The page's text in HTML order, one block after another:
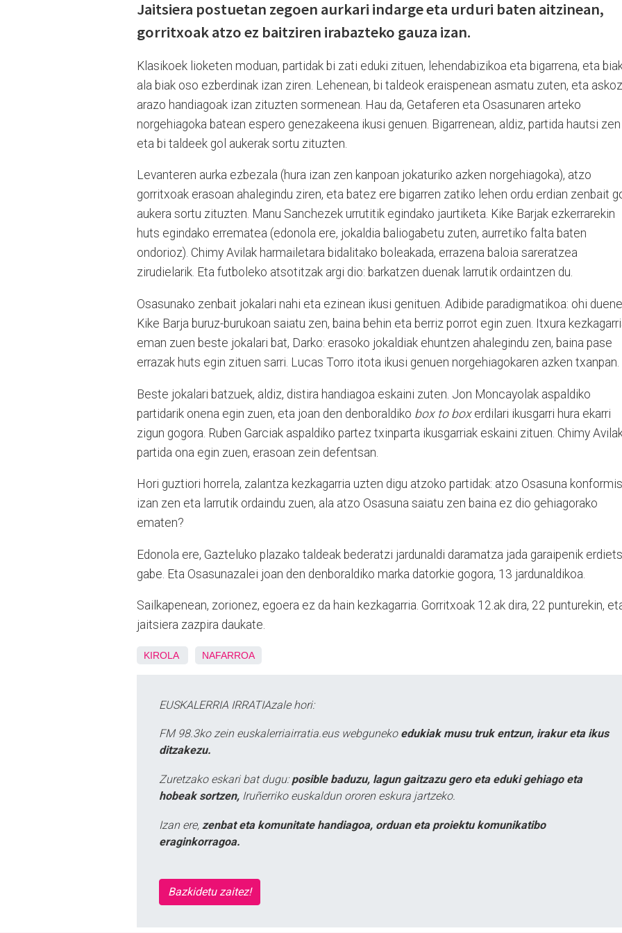
Jaitsiera postuetan zegoen aurkari indarge eta urduri baten aitzinean,
gorritxoak atzo ez baitziren irabazteko gauza izan.
Klasikoek lioketen moduan, partidak bi zati eduki zituen, lehendabizikoa eta bigarrena, eta
ala biak oso ezberdinak izan ziren. Lehenean, bi taldeok eraispenean asmatu zuten, eta askoz
arazo handiagoak izan zituzten sormenean. Hau da, Getaferen eta Osasunaren arteko
norgehiagoka batean espero genezakeena ikusi genuen. Bigarrenean, aldiz, partida hautsi zen
eta bi taldeek gol aukerak sortu zituzten.
Levanteren aurka ezbezala (hura izan zen kanpoan jokaturiko azken norgehiagoka), atzo
gorritxoak erasoan ahalegindu ziren, eta batez ere bigarren zatiko lehen ordu erdian zenbait
aukera sortu zituzten. Manu Sanchezek urrutitik egindako jaurtiketa. Kike Barjak ezkerrarekin
huts egindako errematea (edonola ere, jokaldia baliogabetu zuten, aurretiko falta baten
ondorioz). Chimy Avilak harmailetara bidalitako boleakada, errazena baloia sareratzea
zirudielarik. Eta futboleko atsotitzak argi dio: barkatzen duenak larrutik ordaintzen du.
Osasunako zenbait jokalari nahi eta ezinean ikusi genituen. Adibide paradigmatikoa: ohi
Kike Barja buruz-burukoan saiatu zen, baina behin eta berriz porrot egin zuen. Itxura
eman zuen beste jokalari bat, Darko: erasoko jokaldiak ehuntzen ahalegindu zen, baina pase
errazak huts egin zituen sarri. Lucas Torro itota ikusi genuen norgehiagokaren azken txanpan.
Beste jokalari batzuek, aldiz, distira handiagoa eskaini zuten. Jon Moncayolak aspaldiko
partidarik onena egin zuen, eta joan den denboraldiko box to boxerdilari ikusgarri hura ekarri
zigun gogora. Ruben Garciak aspaldiko partez txinparta ikusgarriak eskaini zituen. Chimy
partida ona egin zuen, erasoan zein defentsan.
Hori guztiori horrela, zalantza kezkagarria uzten digu atzoko partidak: atzo Osasuna
izan zen eta larrutik ordaindu zuen, ala atzo Osasuna saiatu zen baina ez dio gehiagorako
ematen?
Edonola ere, Gazteluko plazako taldeak bederatzi jardunaldi daramatza jada garaipenik
gabe. Eta Osasunazalei joan den denboraldiko marka datorkie gogora, 13 jardunaldikoa.
Sailkapenean, zorionez, egoera ez da hain kezkagarria. Gorritxoak 12.ak dira, 22 punturekin,
jaitsiera zazpira daukate.
KIROLA NAFARROA
EUSKALERRIA IRRATIAzale hori:
FM 98.3ko zein euskalerriairratia.eus webguneko edukiak musu truk entzun, irakur eta ikus
ditzakezu.
Zuretzako eskari bat dugu: posible baduzu, lagun gaitzazu gero eta eduki gehiago eta
hobeak sortzen, Iruñerriko euskaldun ororen eskura jartzeko.
Izan ere, zenbat eta komunitate handiagoa, orduan eta proiektu komunikatibo
eraginkorragoa.
Bazkidetu zaitez!